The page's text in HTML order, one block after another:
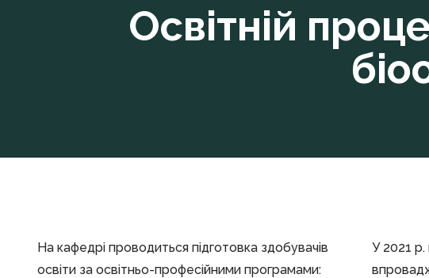
Освітній
На кафедрі проводиться підготовка здобувачів
освіти за освітньо-професійними програмами:
У 2021 р.